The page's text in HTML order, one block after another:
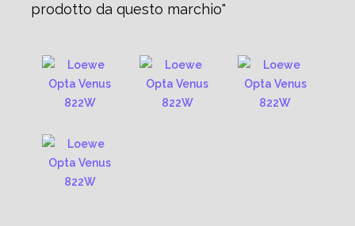
prodotto da questo marchio